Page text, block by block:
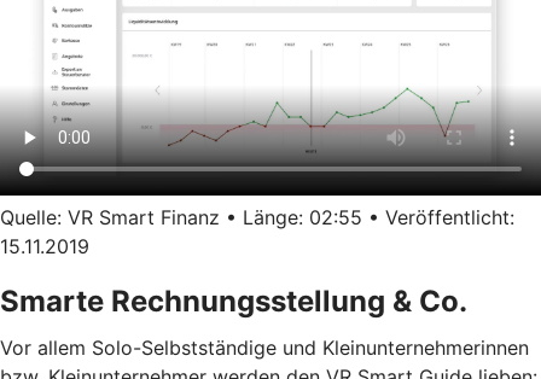
Quelle: VR Smart Finanz • Länge: 02:55 • Veröffentlicht:
15.11.2019
Smarte Rechnungsstellung & Co.
Vor allem Solo-Selbstständige und Kleinunternehmerinnen